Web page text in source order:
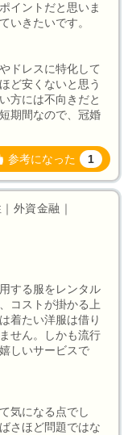
イントだと思いま
いきたいです。
ドレスに特化して
ど安くないと思う
方には不向きだと
期間なので、冠婚
参考になった 1
外資金融｜
する服をレンタル
コストが掛かる上
着たい洋服は借り
せん。しかも流行
しいサービスで
気になる点でし
さほど問題ではな